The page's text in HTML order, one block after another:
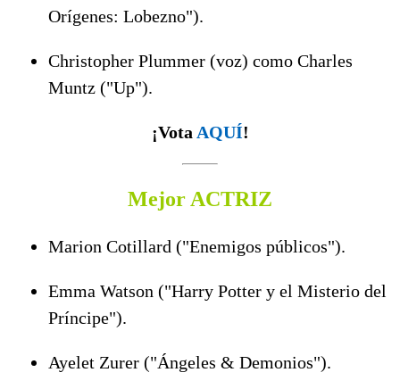
Orígenes: Lobezno").
Christopher Plummer (voz) como Charles
Muntz ("Up").
¡Vota AQUÍ!
Mejor ACTRIZ
Marion Cotillard ("Enemigos públicos").
Emma Watson ("Harry Potter y el Misterio del
Príncipe").
Ayelet Zurer ("Ángeles & Demonios").